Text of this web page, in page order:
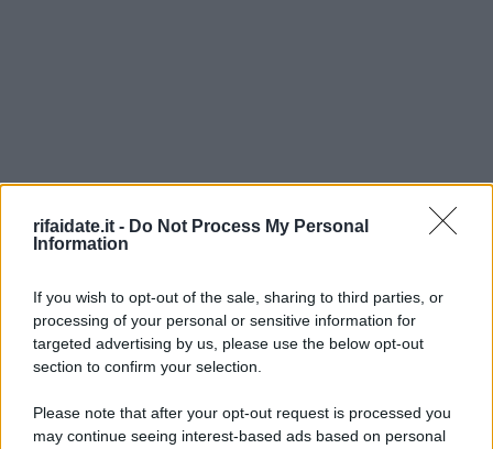
rifaidate.it - Do Not Process My Personal
Information
If you wish to opt-out of the sale, sharing to third parties, or
processing of your personal or sensitive information for
targeted advertising by us, please use the below opt-out
section to confirm your selection.
Please note that after your opt-out request is processed you
may continue seeing interest-based ads based on personal